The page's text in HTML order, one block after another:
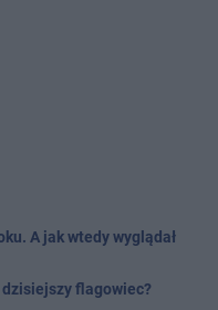
A jak wtedy wyglądał
flagowiec?